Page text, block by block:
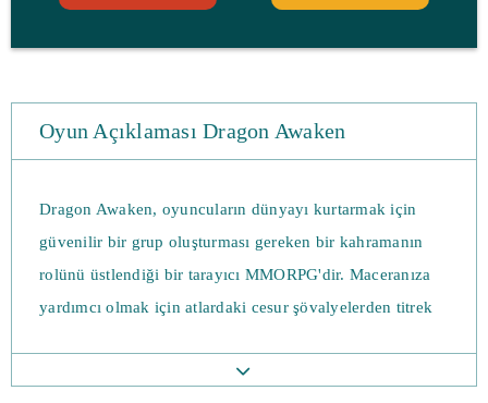
Oyun Açıklaması Dragon Awaken
Dragon Awaken, oyuncuların dünyayı kurtarmak için
güvenilir bir grup oluşturması gereken bir kahramanın
rolünü üstlendiği bir tarayıcı MMORPG'dir. Maceranıza
yardımcı olmak için atlardaki cesur şövalyelerden titrek
dövüş için savaşları tamamlayın ve düşmanları yok etmek